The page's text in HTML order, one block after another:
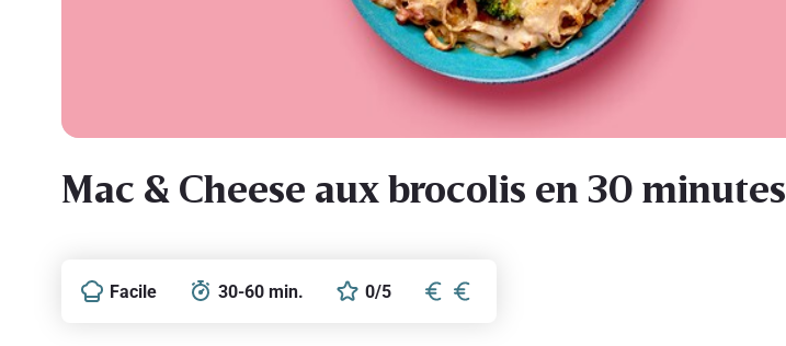
Mac & Cheese aux brocolis en 30 minutes
Facile 30-60 min. 0/5